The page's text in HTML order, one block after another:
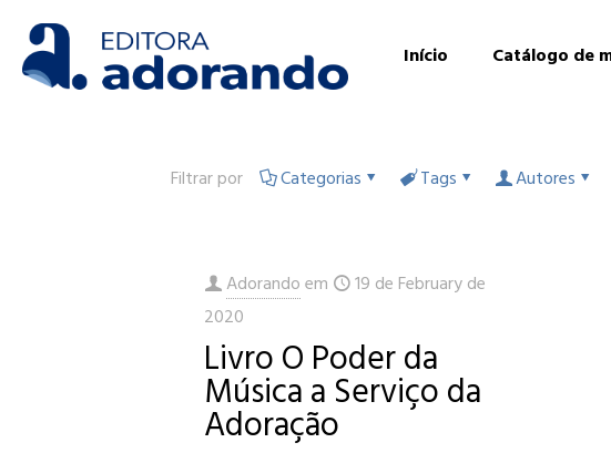
Início Catálogo de
Filtrar por Categorias Tags Autores
Adorando em
19 de February de
2020
Livro O Poder da
Música a Serviço da
Adoração